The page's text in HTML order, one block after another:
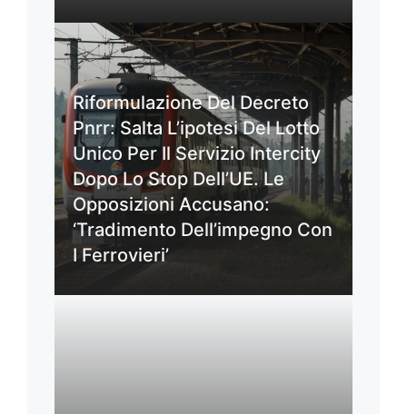
Riformulazione Del Decreto
Pnrr: Salta L’ipotesi Del Lotto
Unico Per Il Servizio Intercity
Dopo Lo Stop Dell’UE. Le
Opposizioni Accusano:
‘Tradimento Dell’impegno Con
I Ferrovieri’